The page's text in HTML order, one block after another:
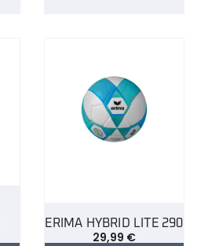
ERIMA HYBRID LITE 290
29,99 €